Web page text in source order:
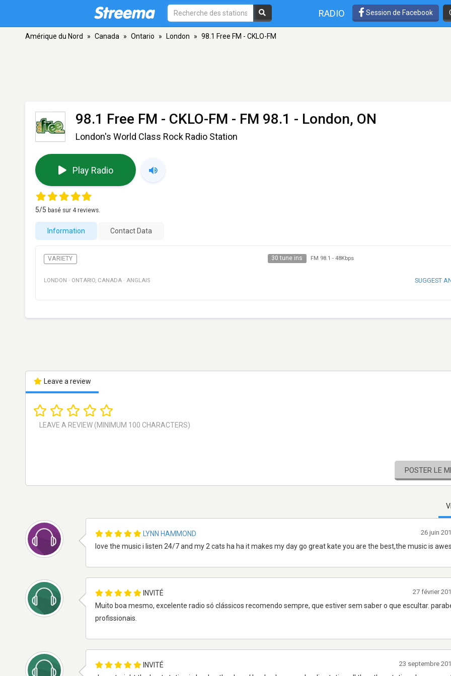
RADIO Session de Facebook
Amérique du Nord » Canada » Ontario » London » 98.1 Free FM - CKLO-FM
98.1 Free FM - CKLO-FM - FM 98.1 - London, ON
London's World Class Rock Radio Station
Play Radio
5/5 basé sur 4reviews.
Information Contact Data
VARIETY 30 tune ins FM 98.1 - 48Kbps
LONDON · ONTARIO, CANADA · ANGLAIS SUGGEST
Leave a review
POSTER LE
LYNN HAMMOND
love the music i listen 24/7 and my 2 cats ha ha it makes my day go great kate you are the best,the music is
26 juin
INVITÉ
Muito boa mesmo, excelente radio só clássicos recomendo sempre, que estiver sem saber o que escultar.
profissionais.
27 février
INVITÉ
23 septembre